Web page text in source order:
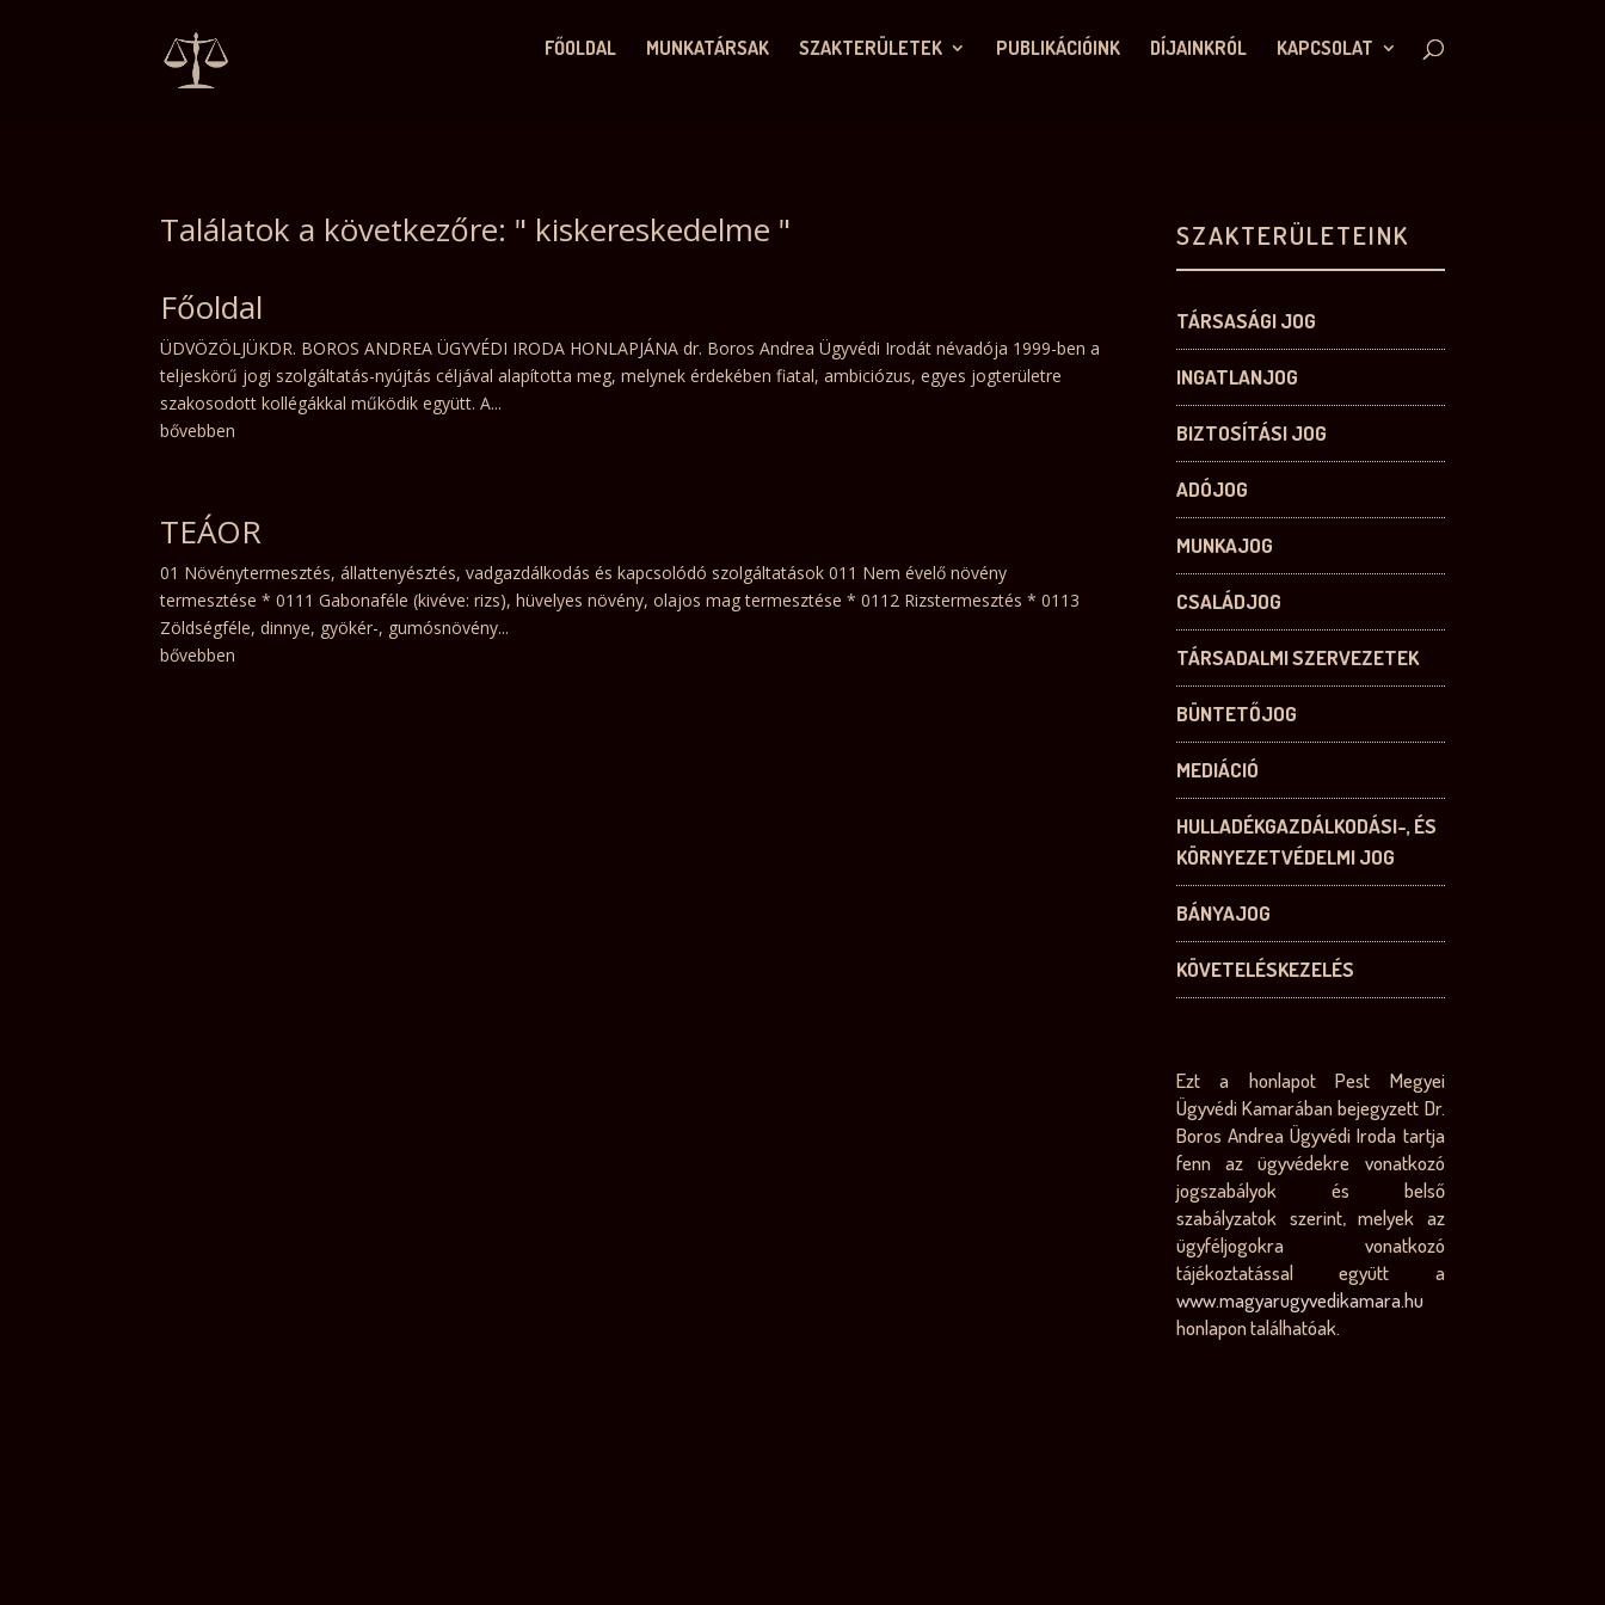
FŐOLDAL MUNKATÁRSAK SZAKTERÜLETEK PUBLIKÁCIÓINK DÍJAINKRÓL KAPCSOLAT
Találatok a következőre: " kiskereskedelme "
Főoldal
ÜDVÖZÖLJÜKDR. BOROS ANDREA ÜGYVÉDI IRODA HONLAPJÁNA dr. Boros Andrea Ügyvédi Irodát névadója 1999-ben a
teljeskörű jogi szolgáltatás-nyújtás céljával alapította meg, melynek érdekében fiatal, ambiciózus, egyes jogterületre
szakosodott kollégákkal működik együtt. A...
bővebben
TEÁOR
01 Növénytermesztés, állattenyésztés, vadgazdálkodás és kapcsolódó szolgáltatások 011 Nem évelő növény
termesztése * 0111 Gabonaféle (kivéve: rizs), hüvelyes növény, olajos mag termesztése * 0112 Rizstermesztés * 0113
Zöldségféle, dinnye, gyökér-, gumósnövény...
bővebben
SZAKTERÜLETEINK
TÁRSASÁGI JOG
INGATLANJOG
BIZTOSÍTÁSI JOG
ADÓJOG
MUNKAJOG
CSALÁDJOG
TÁRSADALMI SZERVEZETEK
BÜNTETŐJOG
MEDIÁCIÓ
HULLADÉKGAZDÁLKODÁSI-, ÉS
KÖRNYEZETVÉDELMI JOG
BÁNYAJOG
KÖVETELÉSKEZELÉS
Ezt a honlapot Pest Megyei
Ügyvédi Kamarában bejegyzett Dr.
Boros Andrea Ügyvédi Iroda tartja
fenn az ügyvédekre vonatkozó
jogszabályok és belső
szabályzatok szerint, melyek az
ügyféljogokra vonatkozó
tájékoztatással együtt a
www.magyarugyvedikamara.hu
honlapon találhatóak.